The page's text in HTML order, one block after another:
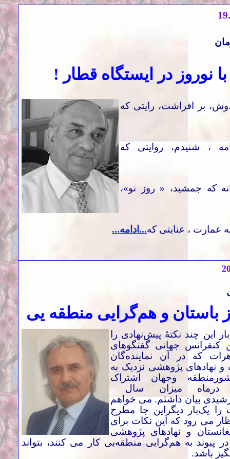
با نوروز در ایستگاه قطار !
بر افراشت، رایتی که
، شنیدم، روایتی که
که جمشید، « روز نو»،
عمارت ، عنایتی که...ادامه...
باستان و هم‌گرایی منطقه یی
این چند نکتۀ پیش‌نهادی را
کنفرانس جهانی گفتگو‌های
که در آن نماینده‌گان
و نهاد‌های پژوهشی نزدیک به
وجهان اشتراک
درماه میزان سال
بیان داشتم. می خواهم
را یک‌بار دیگراین جا مطرح
می رود که این نکات برای
و نهاد‌های پژوهشی
پیوند به هم‌گرایی منطقه‌یی کار می کنند، بتواند
باشد.